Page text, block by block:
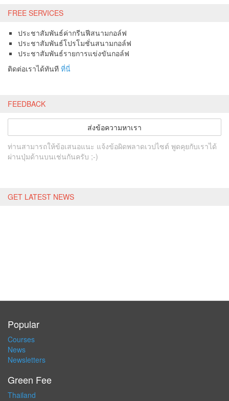
FREE SERVICES
ประชาสัมพันธ์ค่ากรีนฟีสนามกอล์ฟ
ประชาสัมพันธ์โปรโมชั่นสนามกอล์ฟ
ประชาสัมพันธ์รายการแข่งขันกอล์ฟ
ติดต่อเราได้ทันที ที่นี่
FEEDBACK
ส่งข้อความหาเรา
ท่านสามารถให้ข้อเสนอแนะ แจ้งข้อผิดพลาดเวปไซต์ พูดคุยกับเราได้
ผ่านปุ่มด้านบนเช่นกันครับ ;-)
GET LATEST NEWS
Popular
Courses
News
Newsletters
Green Fee
Thailand